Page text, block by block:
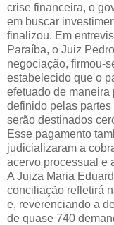
crise financeira, o
em buscar
finalizou. Em
Paraíba, o Juiz
negociação, firmou-
estabelecido que o
efetuado de maneira
definido pelas partes
serão destinados
Esse pagamento
judicializaram a
acervo processual e
A Juiza Maria
conciliação refletirá
e, reverenciando a
de quase 740